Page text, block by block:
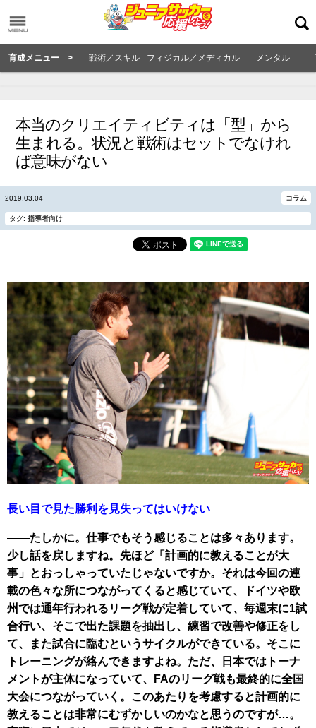
育成メニュー > 戦術／スキル フィジカル／メディカル メンタル
本当のクリエイティビティは「型」から
生まれる。状況と戦術はセットでなけれ
ば意味がない
2019.03.04 コラム
タグ: 指導者向け
長い目で見た勝利を見失ってはいけない
――たしかに。仕事でもそう感じることは多々あります。
少し話を戻しますね。先ほど「計画的に教えることが大
事」とおっしゃっていたじゃないですか。それは今回の連
載の色々な所につながってくると感じていて、ドイツや欧
州では通年行われるリーグ戦が定着していて、毎週末に1試
合行い、そこで出た課題を抽出し、練習で改善や修正をし
て、また試合に臨むというサイクルができている。そこに
トレーニングが絡んできますよね。ただ、日本ではトーナ
メントが主体になっていて、FAのリーグ戦も最終的に全国
大会につながっていく。このあたりを考慮すると計画的に
教えることは非常にむずかしいのかなと思うのですが…。